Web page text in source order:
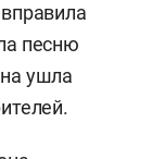
песню
ушла